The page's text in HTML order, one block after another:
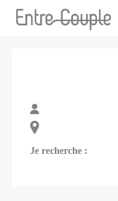
Je recherche :